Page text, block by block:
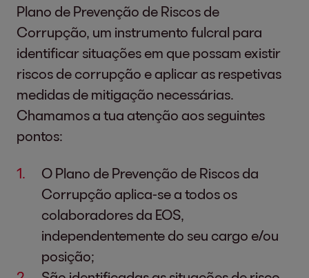
Plano de Prevenção de Riscos de
Corrupção, um instrumento fulcral para
identificar situações em que possam existir
riscos de corrupção e aplicar as respetivas
medidas de mitigação necessárias.
Chamamos a tua atenção aos seguintes
pontos:
O Plano de Prevenção de Riscos da
Corrupção aplica-se a todos os
colaboradores da EOS,
independentemente do seu cargo e/ou
posição;